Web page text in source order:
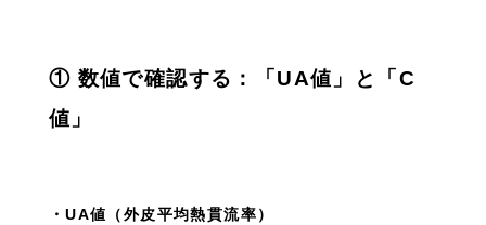
① 数値で確認する：「UA値」と「C
値」
・UA値（外皮平均熱貫流率）